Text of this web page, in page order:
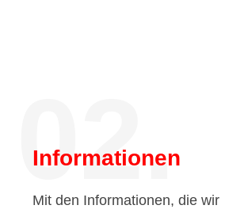
02.
Informationen
Mit den Informationen, die wir